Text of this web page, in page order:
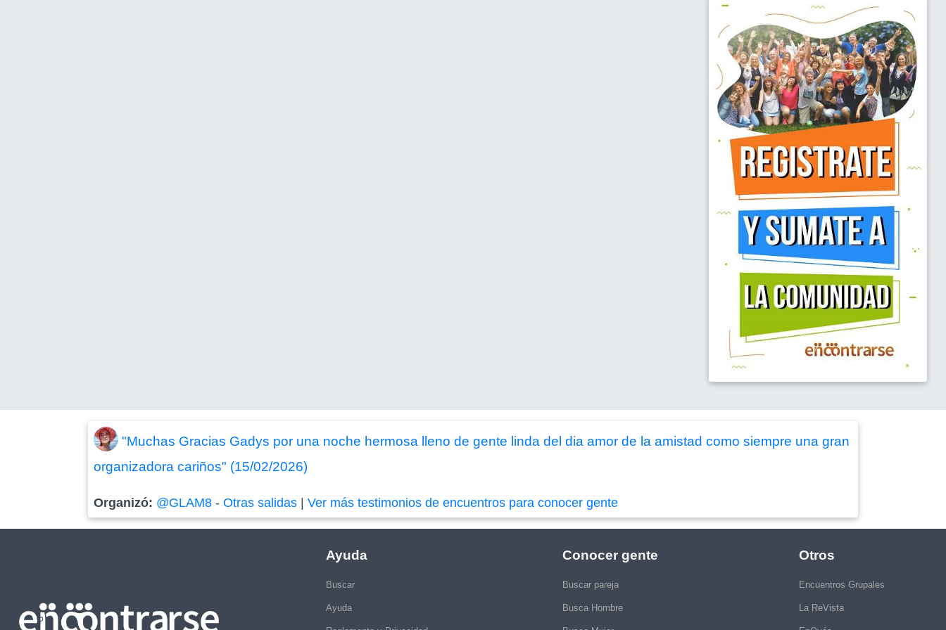
"Muchas Gracias Gadys por una noche hermosa lleno de gente linda del dia amor de la amistad como siempre una gran
organizadora cariños" (15/02/2026)
Organizó: @GLAM8 -Otras salidas |Ver más testimonios de encuentros para conocer gente
Ayuda
Buscar
Ayuda
Conocer gente
Buscar pareja
Busca Hombre
Otros
Encuentros Grupales
La ReVista